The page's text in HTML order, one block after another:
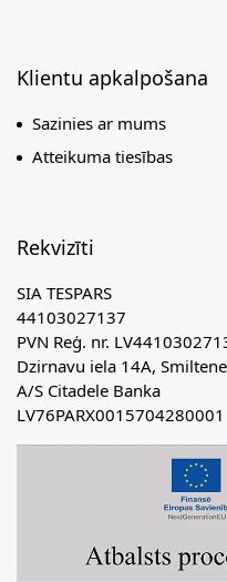
Klientu apkalpošana
Sazinies ar mums
Atteikuma tiesības
Rekvizīti
SIA TESPARS
44103027137
PVN Reģ. nr.
Dzirnavu iela 14A, Smiltene
A/S Citadele Banka
LV76PARX0015704280001